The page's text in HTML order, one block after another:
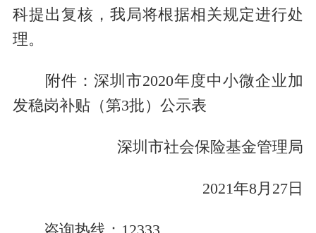
科提出复核，我局将根据相关规定进行处
理。
附件：深圳市2020年度中小微企业加
发稳岗补贴（第3批）公示表
深圳市社会保险基金管理局
2021年8月27日